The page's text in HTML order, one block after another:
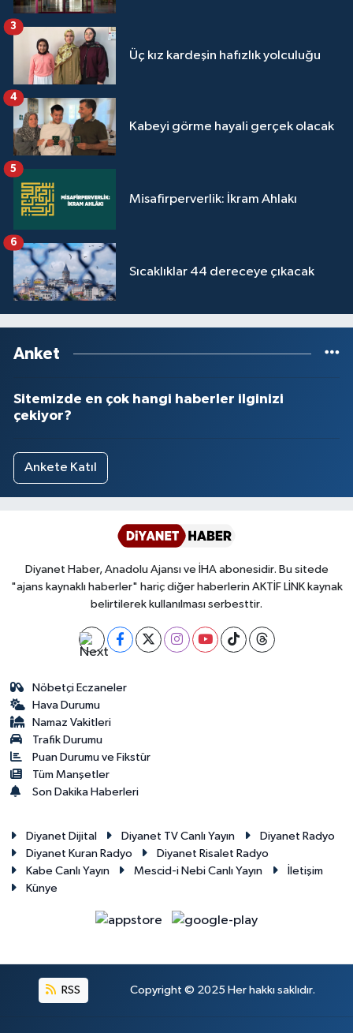
Üç kız kardeşin hafızlık yolculuğu
3
Kabeyi görme hayali gerçek olacak
4
Misafirperverlik: İkram Ahlakı
5
Sıcaklıklar 44 dereceye çıkacak
6
Anket
Sitemizde en çok hangi haberler ilginizi
çekiyor?
Ankete Katıl
Diyanet Haber, Anadolu Ajansı ve İHA abonesidir. Bu sitede
"ajans kaynaklı haberler" hariç diğer haberlerin AKTİF LİNK kaynak
belirtilerek kullanılması serbesttir.
Nöbetçi Eczaneler
Hava Durumu
Namaz Vakitleri
Trafik Durumu
Puan Durumu ve Fikstür
Tüm Manşetler
Son Dakika Haberleri
Diyanet Dijital Diyanet TV Canlı Yayın
Diyanet Radyo
Diyanet Kuran Radyo
Diyanet Risalet Radyo
Kabe Canlı Yayın
Mescid-i Nebi Canlı Yayın
İletişim
Künye
RSS Copyright © 2025 Her hakkı saklıdır.
Yozgat Müftülüğü
Zonguldak Müftülüğü